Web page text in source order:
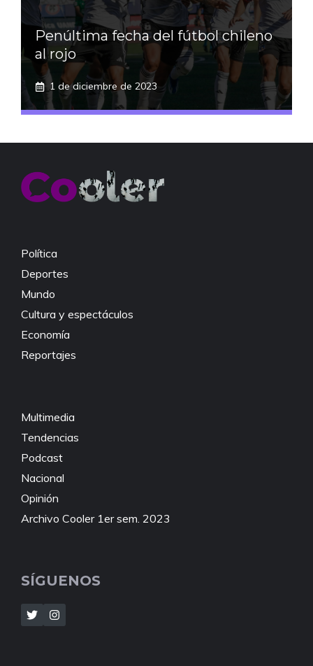
Penúltima fecha del fútbol chileno
al rojo
1 de diciembre de 2023
Política
Deportes
Mundo
Cultura y espectáculos
Economía
Reportajes
Multimedia
Tendencias
Podcast
Nacional
Opinión
Archivo Cooler 1er sem. 2023
SÍGUENOS